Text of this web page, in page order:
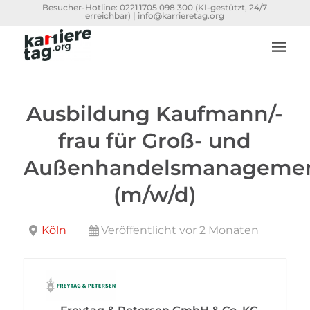
Besucher-Hotline:0221 1705 098 300 (KI-gestützt, 24/7
erreichbar) | info@karrieretag.org
Ausbildung Kaufmann/-
frau für Groß- und
(m/w/d)
Köln Veröffentlicht vor 2 Monaten